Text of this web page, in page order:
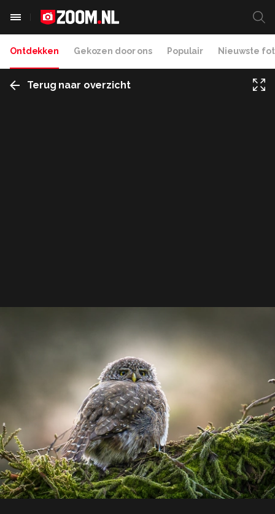
Ontdekken Gekozen door ons Populair Nieuwste
Terug naar overzicht